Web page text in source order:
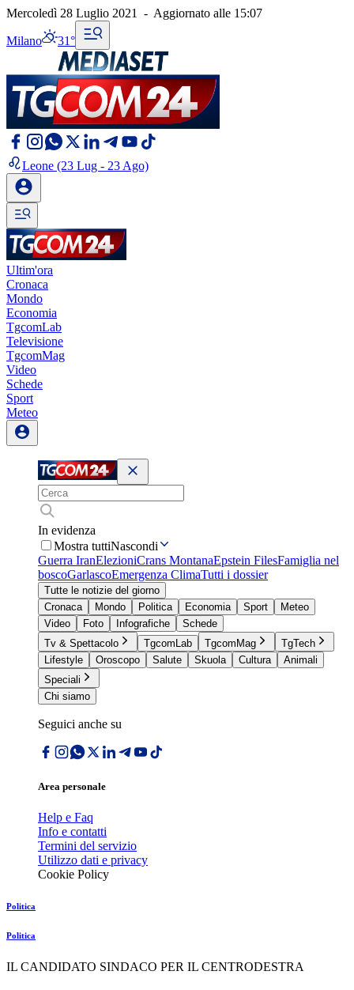
Mercoledì 28 Luglio 2021 - Aggiornato alle 15:07
Milano 31°
Leone (23 Lug - 23 Ago)
Ultim'ora
Cronaca
Mondo
Economia
TgcomLab
Televisione
TgcomMag
Video
Schede
Sport
Meteo
In evidenza
Mostra tuttiNascondi
Guerra IranElezioniCrans MontanaEpstein FilesFamiglia nel
boscoGarlascoEmergenza ClimaTutti i dossier
Tutte le notizie del giorno
Cronaca
Mondo Politica Economia Sport
Meteo
Video
Foto Infografiche
Schede
Tv & Spettacolo
TgcomLab TgcomMag
TgTech
Lifestyle
Oroscopo Salute Skuola Cultura
Animali
Speciali
Chi siamo
Seguici anche su
Area personale
Help e Faq
Info e contatti
Termini del servizio
Utilizzo dati e privacy
Cookie Policy
Politica
Politica
IL CANDIDATO SINDACO PER IL CENTRODESTRA